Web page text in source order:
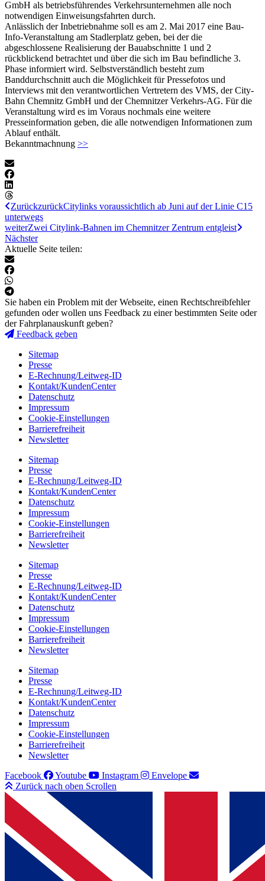
GmbH als betriebsführendes Verkehrsunternehmen alle noch
notwendigen Einweisungsfahrten durch.
Anlässlich der Inbetriebnahme soll es am 2. Mai 2017 eine Bau-
Info-Veranstaltung am Stadlerplatz geben, bei der die
abgeschlossene Realisierung der Bauabschnitte 1 und 2
rückblickend betrachtet und über die sich im Bau befindliche 3.
Phase informiert wird. Selbstverständlich besteht zum
Banddurchschnitt auch die Möglichkeit für Pressefotos und
Interviews mit den verantwortlichen Vertretern des VMS, der City-
Bahn Chemnitz GmbH und der Chemnitzer Verkehrs-AG. Für die
Veranstaltung wird es im Voraus nochmals eine weitere
Presseinformation geben, die alle notwendigen Informationen zum
Ablauf enthält.
Bekanntmachnung >>
ZurückzurückCitylinks voraussichtlich ab Juni auf der Linie C15
unterwegs
weiterZwei Citylink-Bahnen im Chemnitzer Zentrum entgleist
Nächster
Aktuelle Seite teilen:
Sie haben ein Problem mit der Webseite, einen Rechtschreibfehler
gefunden oder wollen uns Feedback zu einer bestimmten Seite oder
der Fahrplanauskunft geben?
Feedback geben
Sitemap
Presse
E-Rechnung/Leitweg-ID
Kontakt/KundenCenter
Datenschutz
Impressum
Cookie-Einstellungen
Barrierefreiheit
Newsletter
Sitemap
Presse
E-Rechnung/Leitweg-ID
Kontakt/KundenCenter
Datenschutz
Impressum
Cookie-Einstellungen
Barrierefreiheit
Newsletter
Sitemap
Presse
E-Rechnung/Leitweg-ID
Kontakt/KundenCenter
Datenschutz
Impressum
Cookie-Einstellungen
Barrierefreiheit
Newsletter
Sitemap
Presse
E-Rechnung/Leitweg-ID
Kontakt/KundenCenter
Datenschutz
Impressum
Cookie-Einstellungen
Barrierefreiheit
Newsletter
Facebook
Youtube Instagram
Envelope
Zurück nach oben Scrollen